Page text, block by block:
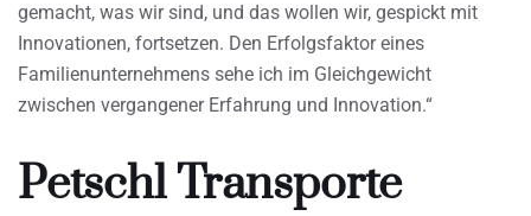
gemacht, was wir sind, und das wollen wir, gespickt mit
Innovationen, fortsetzen. Den Erfolgsfaktor eines
Familienunternehmens sehe ich im Gleichgewicht
zwischen vergangener Erfahrung und Innovation.“
Petschl Transporte